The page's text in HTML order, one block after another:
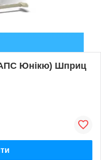
АПС Юнікю) Шприц